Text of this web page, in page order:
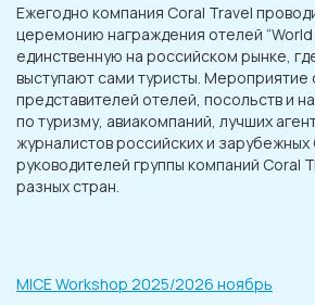
Ежегодно компания Coral Travel
церемонию награждения отелей “World
единственную на российском рынке,
выступают сами туристы. Мероприятие
представителей отелей, посольств и
по туризму, авиакомпаний, лучших
журналистов российских и
руководителей группы компаний Coral
разных стран.
MICE Workshop 2025/2026 ноябрь